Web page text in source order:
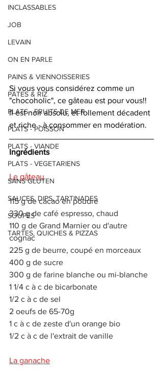
INCLASSABLES
JOB
LEVAIN
ON EN PARLE
PAINS & VIENNOISSERIES
PÂTES & RIZ
PLATS - FRUITS DE MER
PLATS - POISSON
PLATS - VIANDE
PLATS - VEGETARIENS
SANS GLUTEN
SAUCES, DIPS, TARTINADES
SOUPES
TARTES, QUICHES & PIZZAS
Si vous vous considérez comme un
"chocoholic", ce gâteau est pour vous!!
Il est noir absolu, et follement décadent
et riche - à consommer en modération.
Ingrédients
Le gâteau
115 g de cacao en poudre
330 g de café espresso, chaud
110 g de Grand Marnier ou d'autre
cognac
225 g de beurre, coupé en morceaux
400 g de sucre
300 g de farine blanche ou mi-blanche
1 1/4 c à c de bicarbonate
1/2 c à c de sel
2 oeufs de 65-70g
1 c à c de zeste d'un orange bio
1/2 c à c de l'extrait de vanille
La ganache